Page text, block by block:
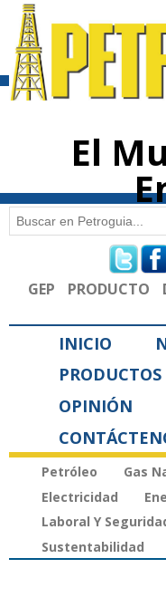
El
Formulario
Buscar
GEP PRODUCTO
INICIO
PRODUCTOS
OPINIÓN
Petróleo Gas
Electricidad
Laboral Y
Sustentabilidad